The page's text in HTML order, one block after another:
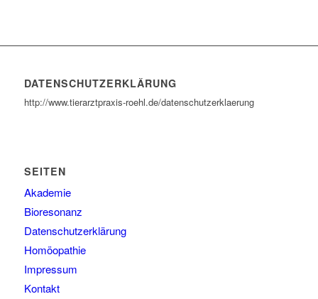
DATENSCHUTZERKLÄRUNG
http://www.tierarztpraxis-roehl.de/datenschutzerklaerung
SEITEN
Akademie
Bioresonanz
Datenschutzerklärung
Homöopathie
Impressum
Kontakt